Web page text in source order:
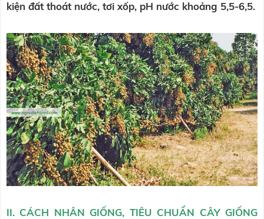
kiện đất thoát nước, tơi xốp, pH nước khoảng 5,5-6,5.
II. CÁCH NHÂN GIỐNG, TIÊU CHUẨN CÂY GIỐNG